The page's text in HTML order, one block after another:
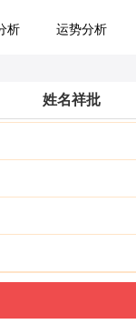
析 运势分析
姓名祥批